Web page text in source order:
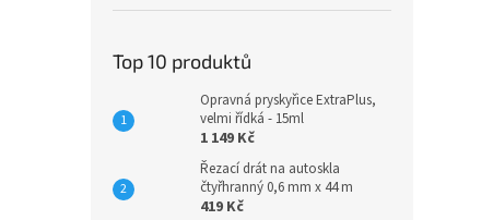
Top 10 produktů
Opravná pryskyřice ExtraPlus,
velmi řídká - 15ml
1 149 Kč
Řezací drát na autoskla
čtyřhranný 0,6 mm x 44 m
419 Kč